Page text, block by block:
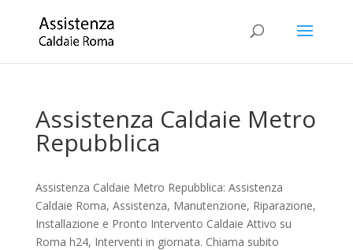
Assistenza Caldaie Metro
Repubblica
Assistenza Caldaie Metro Repubblica: Assistenza
Caldaie Roma, Assistenza, Manutenzione, Riparazione,
Installazione e Pronto Intervento Caldaie Attivo su
Roma h24, Interventi in giornata. Chiama subito